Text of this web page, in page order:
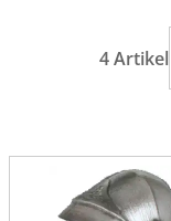
4 Artikel